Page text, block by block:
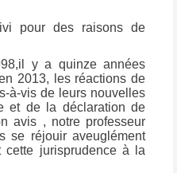
pour des raisons de
y a quinze années
2013, les réactions de
à-vis de leurs nouvelles
et de la déclaration de
avis , notre professeur
se réjouir aveuglément
cette jurisprudence à la